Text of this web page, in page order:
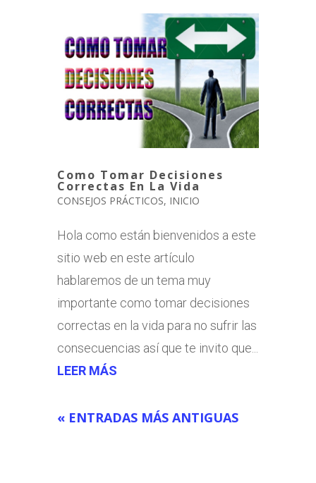
Como Tomar Decisiones
Correctas En La Vida
CONSEJOS PRÁCTICOS, INICIO
Hola como están bienvenidos a este
sitio web en este artículo
hablaremos de un tema muy
importante como tomar decisiones
correctas en la vida para no sufrir las
consecuencias así que te invito que...
LEER MÁS
« ENTRADAS MÁS ANTIGUAS